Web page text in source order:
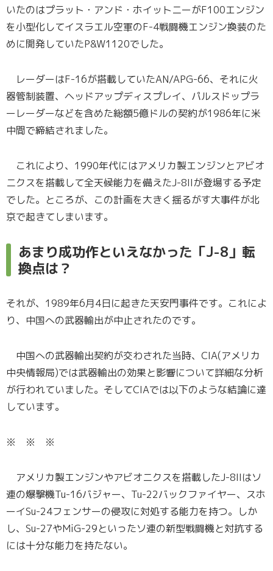
いたのはプラット・アンド・ホイットニーがF100エンジン
を小型化してイスラエル空軍のF-4戦闘機エンジン換装のた
めに開発していたP&W1120でした。
レーダーはF-16が搭載していたAN/APG-66、それに火
器管制装置、ヘッドアップディスプレイ、パルスドップラ
ーレーダーなどを含めた総額5億ドルの契約が1986年に米
中間で締結されました。
これにより、1990年代にはアメリカ製エンジンとアビオ
ニクスを搭載して全天候能力を備えたJ-8IIが登場する予定
でした。ところが、この計画を大きく揺るがす大事件が北
京で起きてしまいます。
あまり成功作といえなかった「J-8」転
換点は？
それが、1989年6月4日に起きた天安門事件です。これによ
り、中国への武器輸出が中止されたのです。
中国への武器輸出契約が交わされた当時、CIA(アメリカ
中央情報局)では武器輸出の効果と影響について詳細な分析
が行われていました。そしてCIAでは以下のような結論に達
しています。
※ ※ ※
アメリカ製エンジンやアビオニクスを搭載したJ-8IIはソ
連の爆撃機Tu-16バジャー、Tu-22バックファイヤー、スホ
ーイSu-24フェンサーの侵攻に対処する能力を持つ。しか
し、Su-27やMiG-29といったソ連の新型戦闘機と対抗する
には十分な能力を持たない。